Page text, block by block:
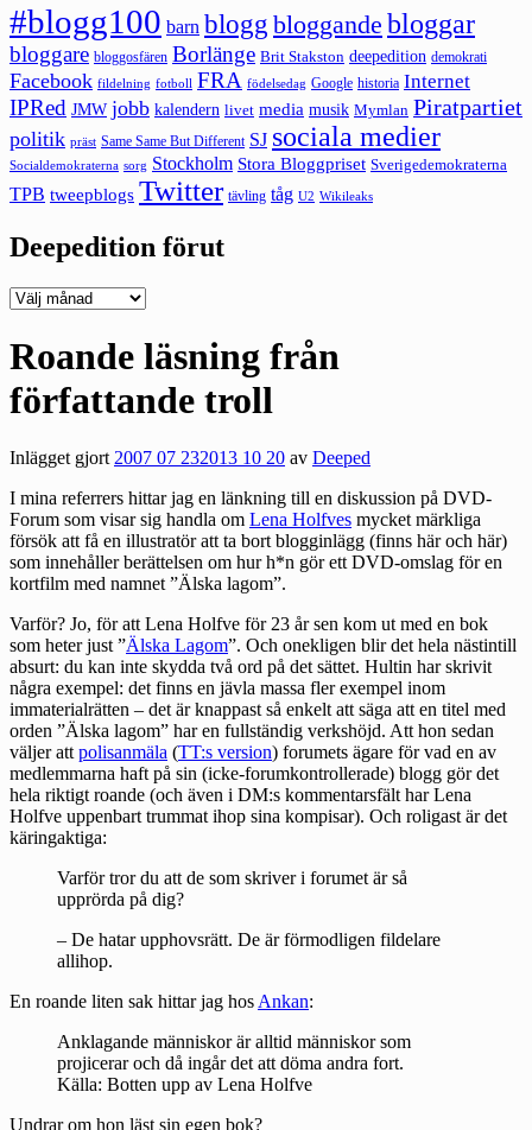
#blogg100 barn blogg bloggande bloggar
bloggare bloggosfären Borlänge Brit Stakston deepedition demokrati
Facebook fildelning fotboll FRA födelsedag Google historia Internet
IPRed JMW jobb kalendern livet media musik Mymlan Piratpartiet
politik präst Same Same But Different SJ sociala medier
Socialdemokraterna sorg Stockholm Stora Bloggpriset Sverigedemokraterna
TPB tweepblogs Twitter tävling tåg U2 Wikileaks
Deepedition förut
Deepedition
Roande läsning från
författande troll
Inlägget gjort2007 07 232013 10 20 av Deeped
I mina referrers hittar jag en länkning till en diskussion på DVD-
Forum som visar sig handla om Lena Holfves mycket märkliga
försök att få en illustratör att ta bort blogginlägg (finns häroch här)
som innehåller berättelsen om hur h*n gör ett DVD-omslag för en
kortfilm med namnet ”Älska lagom”.
Varför? Jo, för att Lena Holfve för 23 år sen kom ut med en bok
som heter just ”Älska Lagom”. Och onekligen blir det hela nästintill
absurt: du kan inte skydda två ord på det sättet. Hultin harskrivit
några exempel: det finns en jävla massa fler exempel inom
immaterialrätten – det är knappast så enkelt att säga att en titel med
orden ”Älska lagom” har en fullständig verkshöjd. Att hon sedan
väljer attpolisanmäla (TT:s version) forumets ägare för vad en av
medlemmarna haft på sin (icke-forumkontrollerade) blogg gör det
hela riktigt roande (och även i DM:s kommentarsfält har Lena
Holfve uppenbart trummat ihop sina kompisar). Och roligast är det
käringaktiga:
Varför tror du att de som skriver i forumet är så
upprörda på dig?
– De hatar upphovsrätt. De är förmodligen fildelare
allihop.
En roande liten sak hittar jag hosAnkan:
Anklagande människor är alltid människor som
projicerar och då ingår det att döma andra fort.
Källa: Botten upp av Lena Holfve
Undrar om hon läst sin egen bok?